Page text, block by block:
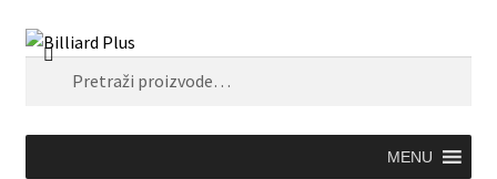
Pretraži
MENU